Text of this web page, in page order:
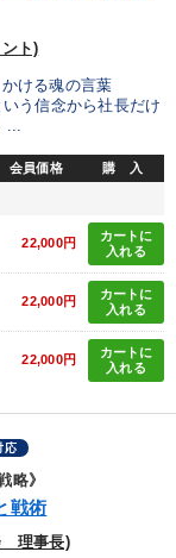
ト)
かける魂の言葉
う信念から社長だけ
会員価格 購 入
22,000円
カートに
入れる
22,000円
カートに
入れる
22,000円
カートに
入れる
応
略》
戦術
理事長)